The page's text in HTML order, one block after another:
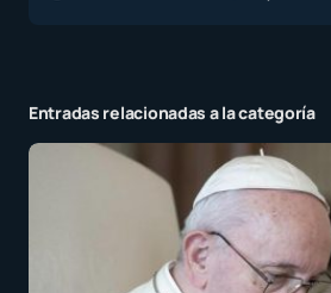
Entradas relacionadas a la categoría